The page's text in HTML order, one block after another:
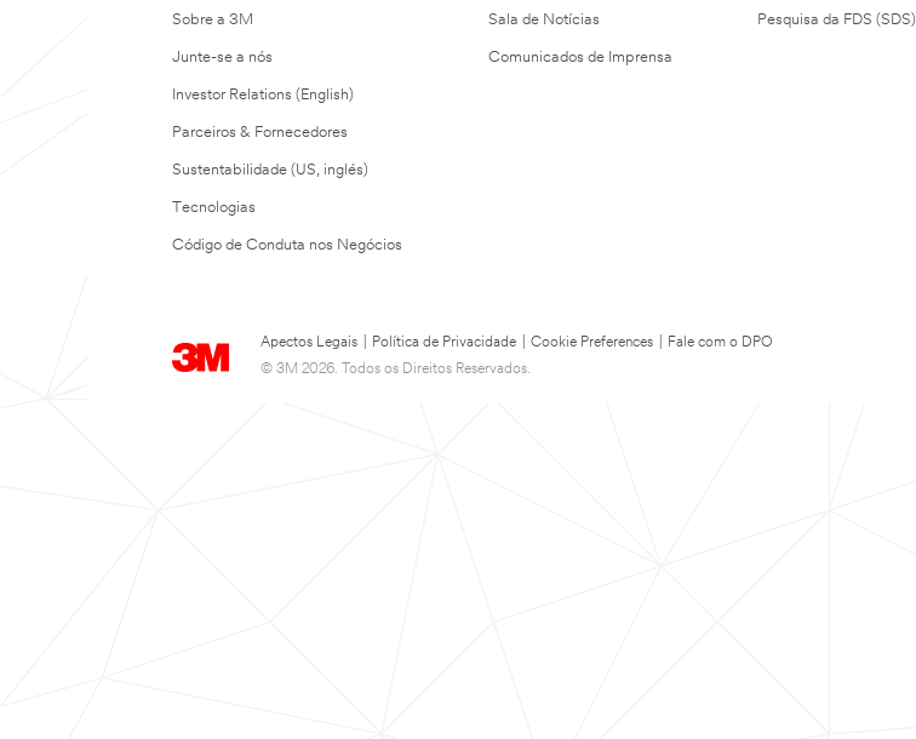
Sobre a 3M
Junte-se a nós
Investor Relations (English)
Parceiros & Fornecedores
Sustentabilidade (US, inglés)
Tecnologias
Código de Conduta nos Negócios
Sala de Notícias
Comunicados de Imprensa
Pesquisa da FDS (SDS)
Apectos Legais Política de Privacidade Cookie Preferences
Fale com o DPO
© 3M 2026. Todos os Direitos Reservados.